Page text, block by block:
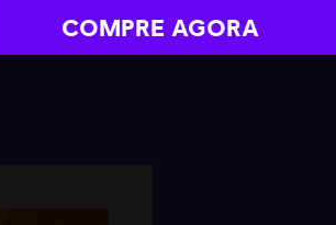
COMPRE AGORA